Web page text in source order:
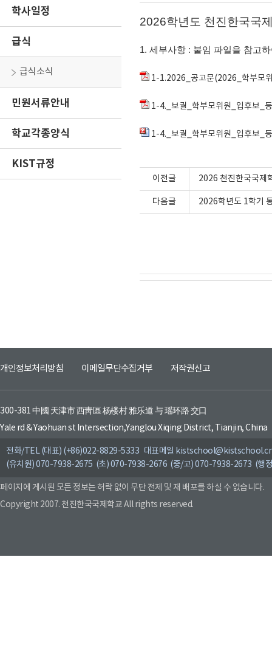
학사일정
급식
급식소식
민원서류안내
학교각종양식
KIST규정
2026학년도 천진한국국
1. 세부사항 : 붙임 파일을 참고
1-1.2026_공고문(2026_학부모
1-4._보궐_학부모위원_입후보_
1-4._보궐_학부모위원_입후보_
이전글 2026 천진한국국제
다음글 2026학년도 1학기
개인정보처리방침 이메일무단수집거부 저작권신고
300-381 中國 天津市 西靑區 杨楼村 雅乐道 与 瑶环路 交口
Yale rd & Yaohuan st Intersection,Yanglou Xiqing District, Tianjin, China
전화/TEL (대표) (+86)022-8829-5333 대표메일
(유치원) 070-7938-2675 (초) 070-7938-2676 (중/고) 070-7938-2673 (행
페이지에 게시된 모든 정보는 허락 없이 무단 전제 및 재 배포를 하실 수 없습니다.
Copyright 2007. 천진한국국제학교 All rights reserved.